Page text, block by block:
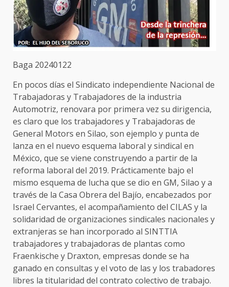
Baga 20240122
En pocos días el Sindicato independiente Nacional de
Trabajadoras y Trabajadores de la industria
Automotriz, renovara por primera vez su dirigencia,
es claro que los trabajadores y Trabajadoras de
General Motors en Silao, son ejemplo y punta de
lanza en el nuevo esquema laboral y sindical en
México, que se viene construyendo a partir de la
reforma laboral del 2019. Prácticamente bajo el
mismo esquema de lucha que se dio en GM, Silao y a
través de la Casa Obrera del Bajío, encabezados por
Israel Cervantes, el acompañamiento del CILAS y la
solidaridad de organizaciones sindicales nacionales y
extranjeras se han incorporado al SINTTIA
trabajadores y trabajadoras de plantas como
Fraenkische y Draxton, empresas donde se ha
ganado en consultas y el voto de las y los trabadores
libres la titularidad del contrato colectivo de trabajo.